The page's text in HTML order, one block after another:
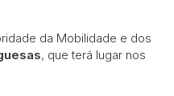
da Mobilidade e dos
, que terá lugar nos